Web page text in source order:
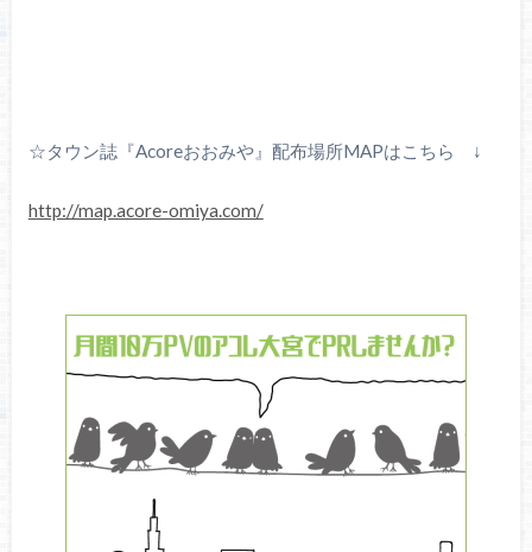
☆タウン誌『Acoreおおみや』配布場所MAPはこちら ↓
http://map.acore-omiya.com/